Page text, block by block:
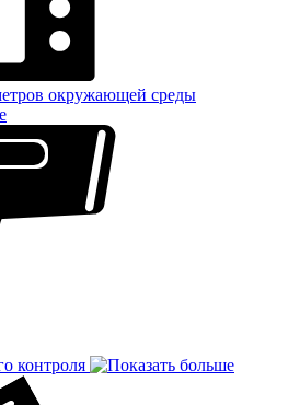
окружающей среды
контроля